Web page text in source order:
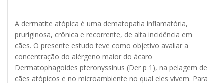
A dermatite atópica é uma dematopatia inflamatória,
pruriginosa, crônica e recorrente, de alta incidência em
cães. O presente estudo teve como objetivo avaliar a
concentração do alérgeno maior do ácaro
Dermatophagoides pteronyssinus (Der p 1), na pelagem de
cães atópicos e no microambiente no qual eles vivem. Para